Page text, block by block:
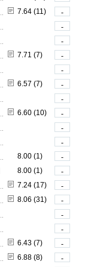
7.64 (11)
-
-
-
7.71 (7)
-
-
6.57 (7)
-
-
6.60 (10)
-
-
-
8.00 (1)
-
8.00 (1)
-
7.24 (17)
-
8.06 (31)
-
-
-
6.43 (7)
-
6.88 (8)
-